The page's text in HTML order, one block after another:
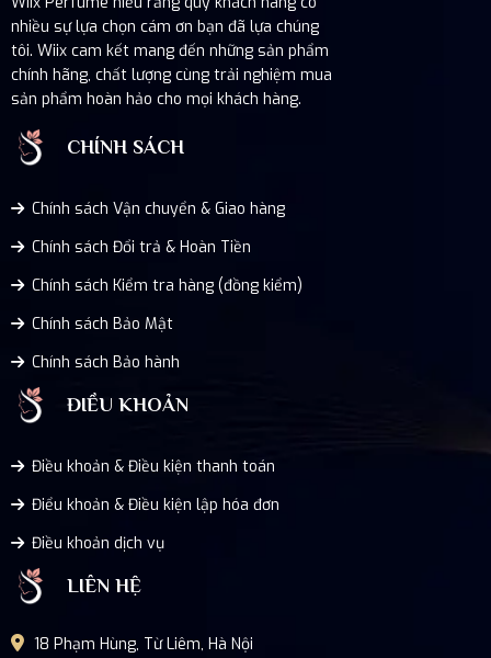
nhiều sự lựa chọn cám ơn bạn đã lựa chúng
tôi. Wiix cam kết mang đến những sản phẩm
chính hãng, chất lượng cùng trải nghiệm mua
sản phẩm hoàn hảo cho mọi khách hàng.
CHÍNH SÁCH
Chính sách Vận chuyển & Giao hàng
Chính sách Đổi trả & Hoàn Tiền
Chính sách Kiểm tra hàng (đồng kiểm)
Chính sách Bảo Mật
Chính sách Bảo hành
ĐIỀU KHOẢN
Điều khoản & Điều kiện thanh toán
Điểu khoản & Điều kiện lập hóa đơn
Điều khoản dịch vụ
LIÊN HỆ
18 Phạm Hùng, Từ Liêm, Hà Nội